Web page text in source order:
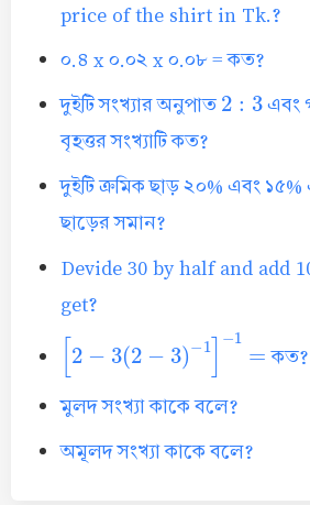
price of the shirt in Tk.?
০.৪ x ০.০২ x ০.০৮ = কত?
দুইটি সংখ্যার অনুপাত 2: এবং
বৃহত্তর সংখ্যাটি কত?
দুইটি ক্রমিক ছাড় ২০% এবং
ছাড়ের সমান?
Devide 30 by half and add
get?
[2− 2−3 1]−1=
কত?
মুলদ সংখ্যা কাকে বলে?
অমূলদ সংখ্যা কাকে বলে?